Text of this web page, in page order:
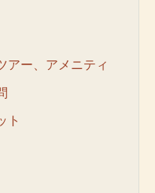
アー、アメニティ
ト